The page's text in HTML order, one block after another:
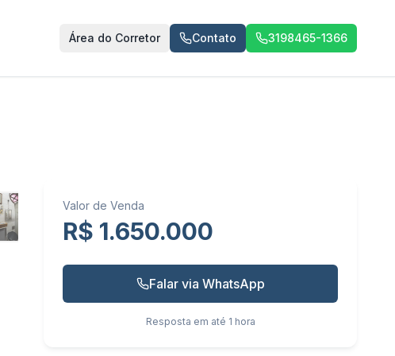
Área do Corretor Contato 3198465-1366
Valor de Venda
R$ 1.650.000
Falar via WhatsApp
Resposta em até 1 hora